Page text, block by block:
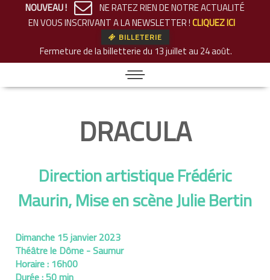
NOUVEAU !
NE RATEZ RIEN DE NOTRE ACTUALITÉ
EN VOUS INSCRIVANT A LA NEWSLETTER !CLIQUEZ ICI
BILLETERIE
Fermeture de la billetteriedu 13 juillet au 24 août.
DRACULA
Direction artistique Frédéric
Maurin, Mise en scène Julie Bertin
Dimanche 15 janvier 2023
Théâtre le Dôme - Saumur
Horaire : 16h00
Durée :50 min